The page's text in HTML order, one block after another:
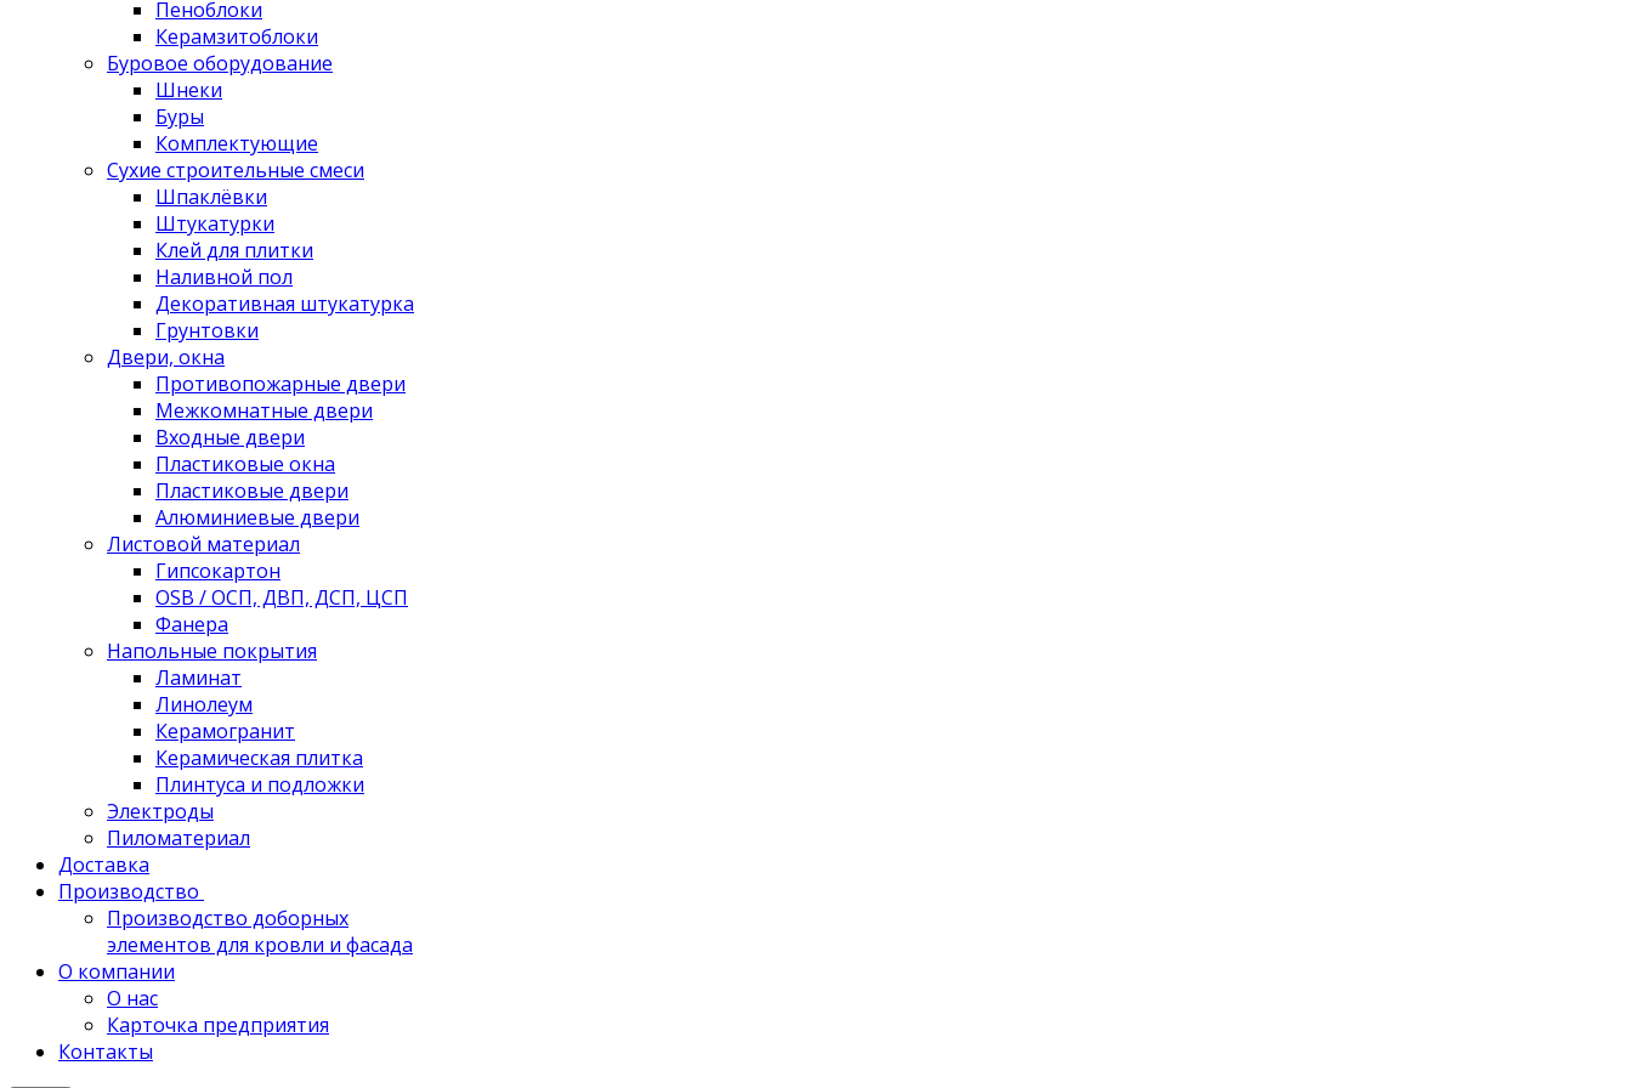
Пеноблоки
Керамзитоблоки
Буровое оборудование
Шнеки
Буры
Комплектующие
Сухие строительные смеси
Шпаклёвки
Штукатурки
Клей для плитки
Наливной пол
Декоративная штукатурка
Грунтовки
Двери, окна
Противопожарные двери
Межкомнатные двери
Входные двери
Пластиковые окна
Пластиковые двери
Алюминиевые двери
Листовой материал
Гипсокартон
OSB / ОСП, ДВП, ДСП, ЦСП
Фанера
Напольные покрытия
Ламинат
Линолеум
Керамогранит
Керамическая плитка
Плинтуса и подложки
Электроды
Пиломатериал
Доставка
Производство
Производство доборных
элементов для кровли и фасада
О компании
О нас
Карточка предприятия
Контакты